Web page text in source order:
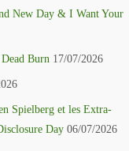
New Day & I Want Your
Burn 17/07/2026
Spielberg et les Extra-
Day 06/07/2026